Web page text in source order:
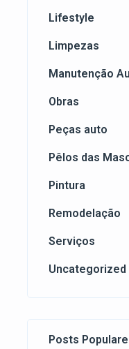
Lifestyle
Limpezas
Manutenção
Obras
Peças auto
Pêlos das
Pintura
Remodelação
Serviços
Uncategorized
Posts